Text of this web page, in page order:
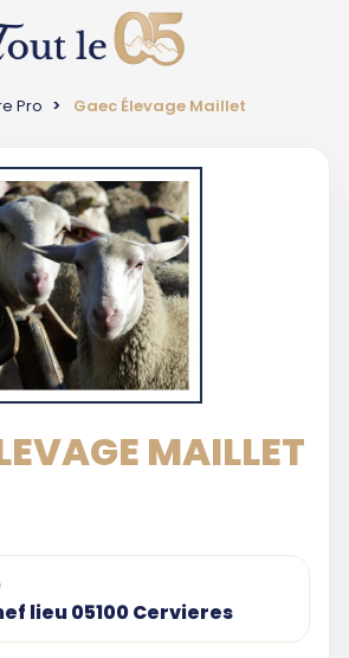
Pro Gaec Élevage Maillet
MAILLET
lieu 05100 Cervieres